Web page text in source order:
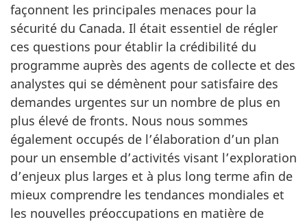
façonnent les principales menaces pour la
sécurité du Canada. Il était essentiel de régler
ces questions pour établir la crédibilité du
programme auprès des agents de collecte et des
analystes qui se démènent pour satisfaire des
demandes urgentes sur un nombre de plus en
plus élevé de fronts. Nous nous sommes
également occupés de l’élaboration d’un plan
pour un ensemble d’activités visant l’exploration
d’enjeux plus larges et à plus long terme afin de
mieux comprendre les tendances mondiales et
les nouvelles préoccupations en matière de